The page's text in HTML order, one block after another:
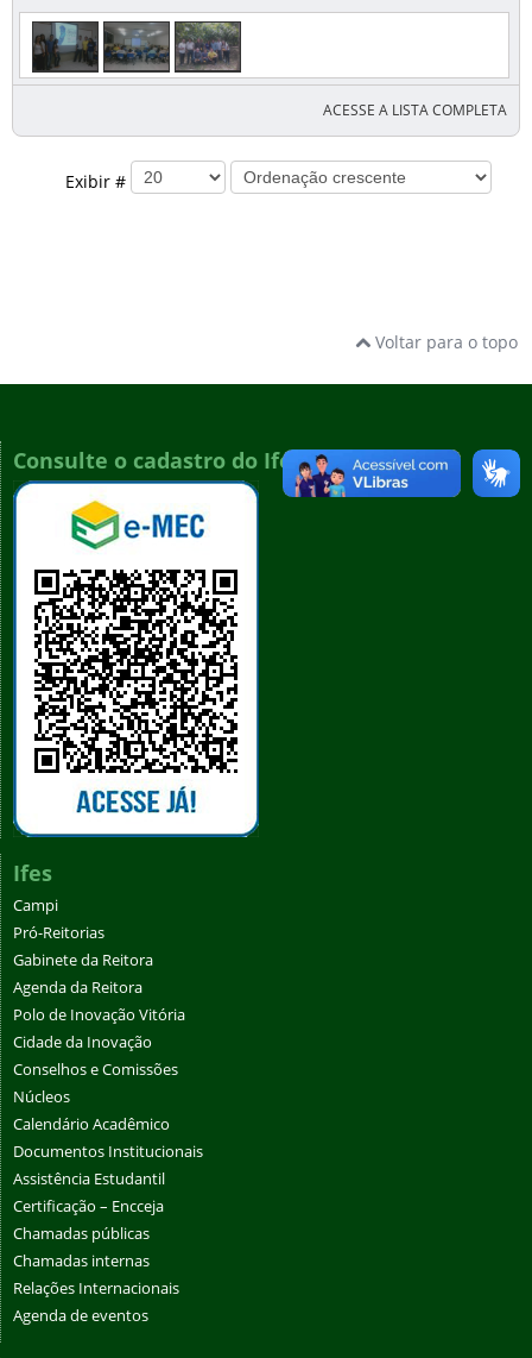
ACESSE A LISTA COMPLETA
Exibir #
Voltar para o topo
Consulte o cadastro do Ifes no e-MEC
Ifes
Campi
Pró-Reitorias
Gabinete da Reitora
Agenda da Reitora
Polo de Inovação Vitória
Cidade da Inovação
Conselhos e Comissões
Núcleos
Calendário Acadêmico
Documentos Institucionais
Assistência Estudantil
Certificação – Encceja
Chamadas públicas
Chamadas internas
Relações Internacionais
Agenda de eventos